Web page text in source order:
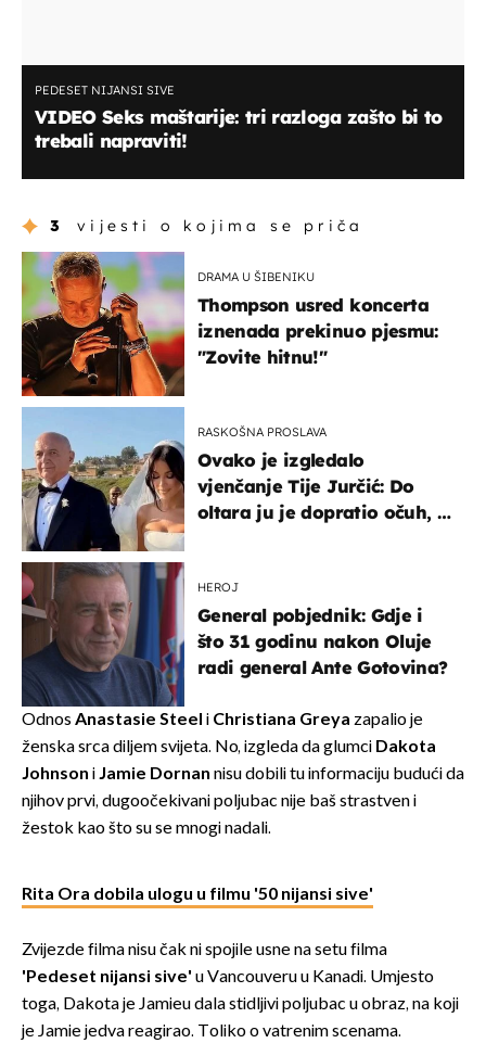
PEDESET NIJANSI SIVE
VIDEO Seks maštarije: tri razloga zašto bi to
trebali napraviti!
3 vijesti o kojima se priča
DRAMA U ŠIBENIKU
Thompson usred koncerta
iznenada prekinuo pjesmu:
"Zovite hitnu!"
RASKOŠNA PROSLAVA
Ovako je izgledalo
vjenčanje Tije Jurčić: Do
oltara ju je dopratio očuh, a
HEROJ
General pobjednik: Gdje i
što 31 godinu nakon Oluje
radi general Ante Gotovina?
Odnos Anastasie Steel i Christiana Greya zapalio je
ženska srca diljem svijeta. No, izgleda da glumci Dakota
Johnson iJamie Dornan nisu dobili tu informaciju budući da
njihov prvi, dugoočekivani poljubac nije baš strastven i
žestok kao što su se mnogi nadali.
Rita Ora dobila ulogu u filmu '50 nijansi sive'
Zvijezde filma nisu čak ni spojile usne na setu filma
'Pedeset nijansi sive' u Vancouveru u Kanadi. Umjesto
toga, Dakota je Jamieu dala stidljivi poljubac u obraz, na koji
je Jamie jedva reagirao. Toliko o vatrenim scenama.